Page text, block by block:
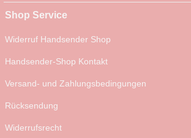
Shop Service
Widerruf Handsender Shop
Handsender-Shop Kontakt
Versand- und Zahlungsbedingungen
Rücksendung
Widerrufsrecht